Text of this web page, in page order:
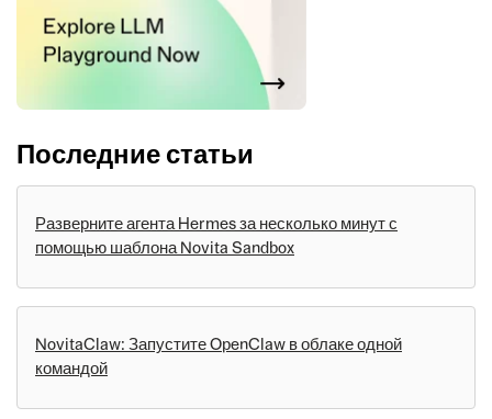
Последние статьи
Разверните агента Hermes за несколько минут с
помощью шаблона Novita Sandbox
NovitaClaw: Запустите OpenClaw в облаке одной
командой